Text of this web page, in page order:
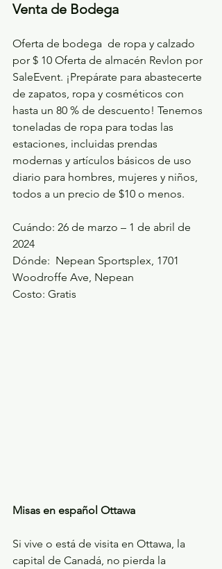
Venta de Bodega
Oferta de bodega  de ropa y calzado
por $ 10 Oferta de almacén Revlon por
SaleEvent. ¡Prepárate para abastecerte
de zapatos, ropa y cosméticos con
hasta un 80 % de descuento! Tenemos
toneladas de ropa para todas las
estaciones, incluidas prendas
modernas y artículos básicos de uso
diario para hombres, mujeres y niños,
todos a un precio de $10 o menos.
Cuándo: 26 de marzo – 1 de abril de
2024
Dónde:  Nepean Sportsplex, 1701
Woodroffe Ave, Nepean
Costo: Gratis
Misas en español Ottawa
Si vive o está de visita en Ottawa, la
capital de Canadá, no pierda la